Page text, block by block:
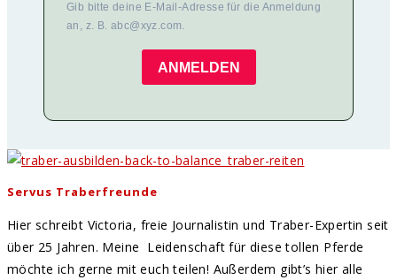
Gib bitte deine E-Mail-Adresse für die Anmeldung
an, z. B. abc@xyz.com.
ANMELDEN
Servus Traberfreunde
Hier schreibt Victoria, freie Journalistin und Traber-Expertin seit
über 25 Jahren. Meine Leidenschaft für diese tollen Pferde
möchte ich gerne mit euch teilen! Außerdem gibt’s hier alle